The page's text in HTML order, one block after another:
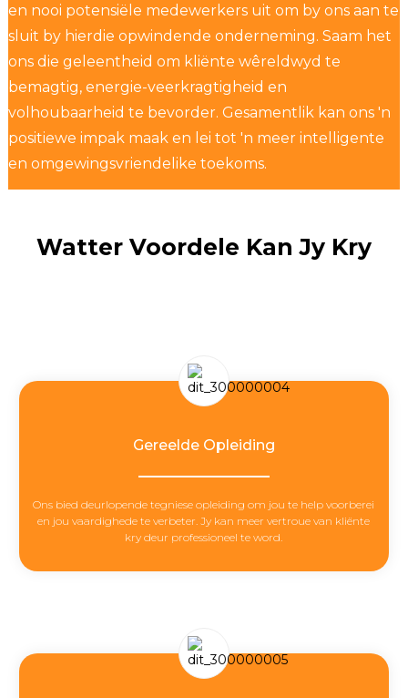
en nooi potensiële medewerkers uit om by ons aan te
sluit by hierdie opwindende onderneming. Saam het
ons die geleentheid om kliënte wêreldwyd te
bemagtig, energie-veerkragtigheid en
volhoubaarheid te bevorder. Gesamentlik kan ons 'n
positiewe impak maak en lei tot 'n meer intelligente
en omgewingsvriendelike toekoms.
Watter Voordele Kan Jy Kry
Gereelde Opleiding
Ons bied deurlopende tegniese opleiding om jou te help voorberei
en jou vaardighede te verbeter. Jy kan meer vertroue van kliënte
kry deur professioneel te word.